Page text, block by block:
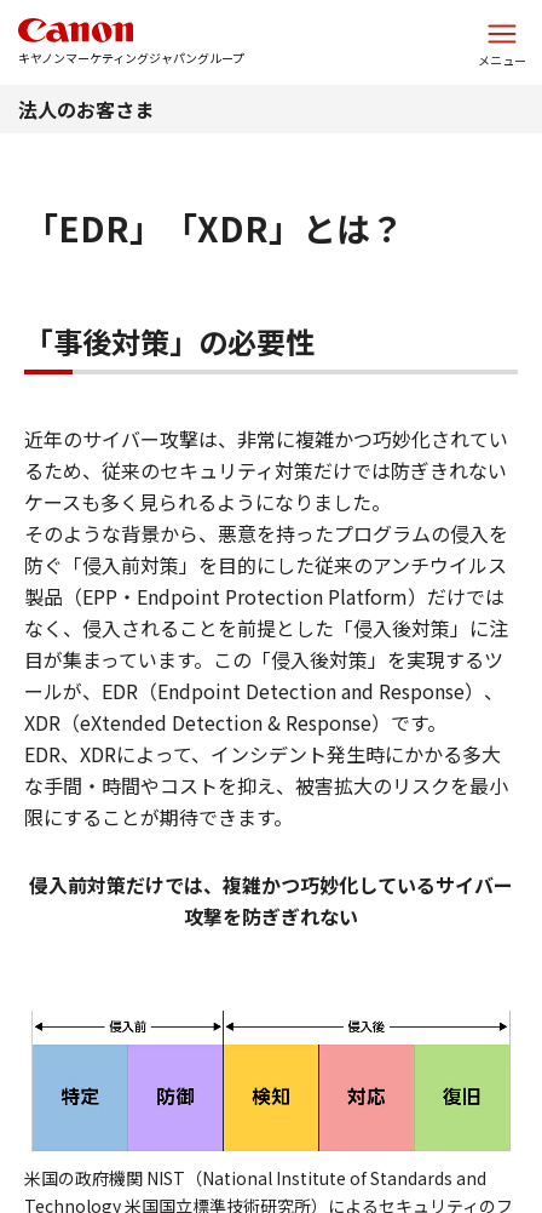
キヤノンマーケティングジャパングループ メニュー
法人のお客さま
「EDR」「XDR」とは？
「事後対策」の必要性
近年のサイバー攻撃は、非常に複雑かつ巧妙化されてい
るため、従来のセキュリティ対策だけでは防ぎきれない
ケースも多く見られるようになりました。
そのような背景から、悪意を持ったプログラムの侵入を
防ぐ「侵入前対策」を目的にした従来のアンチウイルス
製品（EPP・Endpoint Protection Platform）だけでは
なく、侵入されることを前提とした「侵入後対策」に注
目が集まっています。この「侵入後対策」を実現するツ
ールが、EDR（Endpoint Detection and Response）、
XDR（eXtended Detection & Response）です。
EDR、XDRによって、インシデント発生時にかかる多大
な手間・時間やコストを抑え、被害拡大のリスクを最小
限にすることが期待できます。
侵入前対策だけでは、複雑かつ巧妙化しているサイバー
攻撃を防ぎぎれない
米国の政府機関 NIST（National Institute of Standards and
Technology 米国国立標準技術研究所）によるセキュリティのフ